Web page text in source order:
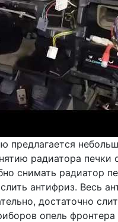
предлагается
радиатора печки
снимать радиатор
антифриз. Весь
достаточно
опель фронтера